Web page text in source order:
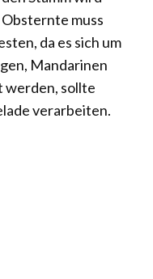
muss
da es sich um
Mandarinen
werden, sollte
verarbeiten.